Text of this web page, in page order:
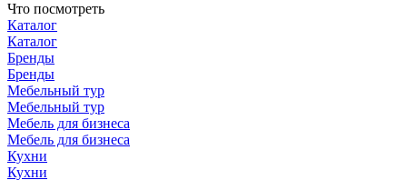
Что посмотреть
Каталог
Каталог
Бренды
Бренды
Мебельный тур
Мебельный тур
Мебель для бизнеса
Мебель для бизнеса
Кухни
Кухни